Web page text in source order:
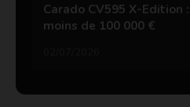
Carado CV595 X-Edition
moins de 100 000 €